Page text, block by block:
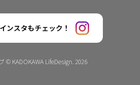
ンスタもチェック！
© KADOKAWA LifeDesign. 2026